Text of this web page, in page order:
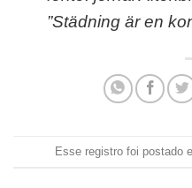
”Städning är en
Esse registro foi postado